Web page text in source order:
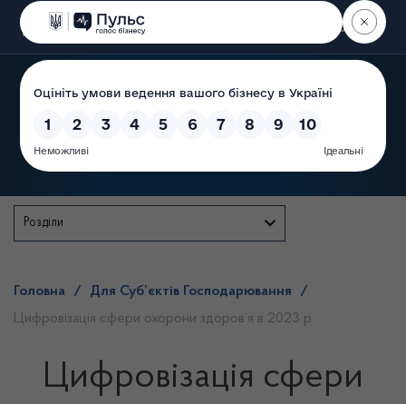
Пошук
Розділи
Головна / Для Суб’єктів Господарювання
/
Цифровізація сфери охорони здоров’я в 2023 р.
Цифровізація сфери